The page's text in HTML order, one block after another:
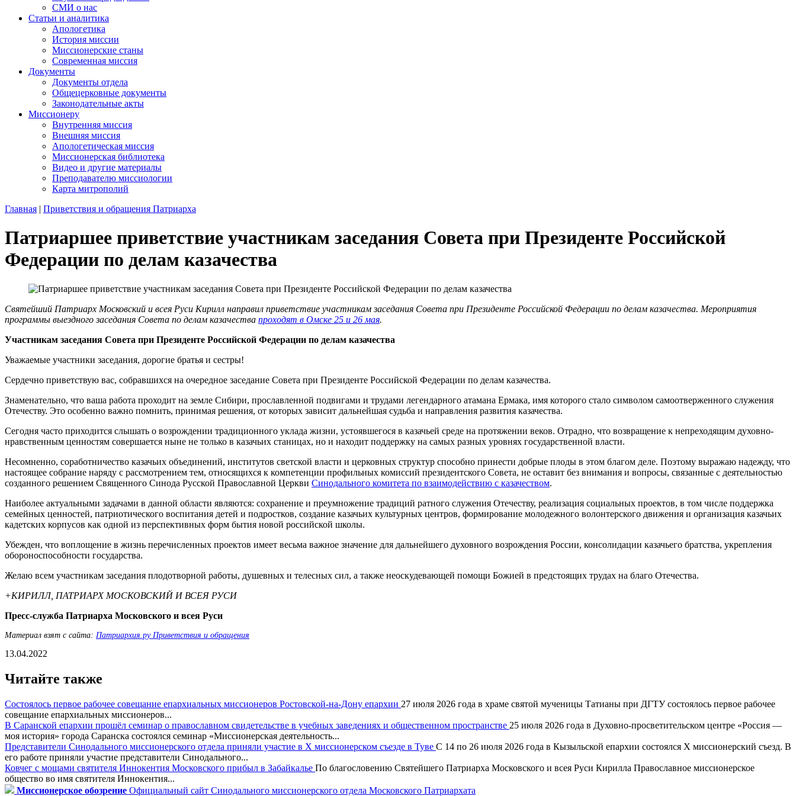
СМИ о нас
Статьи и аналитика
Апологетика
История миссии
Миссионерские станы
Современная миссия
Документы
Документы отдела
Общецерковные документы
Законодательные акты
Миссионеру
Внутренняя миссия
Внешняя миссия
Апологетическая миссия
Миссионерская библиотека
Видео и другие материалы
Преподавателю миссиологии
Карта митрополий
Главная | Приветствия и обращения Патриарха
Патриаршее приветствие участникам заседания Совета при Президенте Российской
Федерации по делам казачества
Святейший Патриарх Московский и всея Руси Кирилл направил приветствие участникам заседания Совета при Президенте Российской Федерации по делам казачества. Мероприятия
программы выездного заседания Совета по делам казачества проходят в Омске 25 и 26 мая.
Участникам заседания Совета при Президенте Российской Федерации по делам казачества
Уважаемые участники заседания, дорогие братья и сестры!
Сердечно приветствую вас, собравшихся на очередное заседание Совета при Президенте Российской Федерации по делам казачества.
Знаменательно, что ваша работа проходит на земле Сибири, прославленной подвигами и трудами легендарного атамана Ермака, имя которого стало символом самоотверженного служения
Отечеству. Это особенно важно помнить, принимая решения, от которых зависит дальнейшая судьба и направления развития казачества.
Сегодня часто приходится слышать о возрождении традиционного уклада жизни, устоявшегося в казачьей среде на протяжении веков. Отрадно, что возвращение к непреходящим духовно-
нравственным ценностям совершается ныне не только в казачьих станицах, но и находит поддержку на самых разных уровнях государственной власти.
Несомненно, соработничество казачьих объединений, институтов светской власти и церковных структур способно принести добрые плоды в этом благом деле. Поэтому выражаю надежду, что
настоящее собрание наряду с рассмотрением тем, относящихся к компетенции профильных комиссий президентского Совета, не оставит без внимания и вопросы, связанные с деятельностью
созданного решением Священного Синода Русской Православной Церкви Синодального комитета по взаимодействию с казачеством.
Наиболее актуальными задачами в данной области являются: сохранение и преумножение традиций ратного служения Отечеству, реализация социальных проектов, в том числе поддержка
семейных ценностей, патриотического воспитания детей и подростков, создание казачьих культурных центров, формирование молодежного волонтерского движения и организация казачьих
кадетских корпусов как одной из перспективных форм бытия новой российской школы.
Убежден, что воплощение в жизнь перечисленных проектов имеет весьма важное значение для дальнейшего духовного возрождения России, консолидации казачьего братства, укрепления
обороноспособности государства.
Желаю всем участникам заседания плодотворной работы, душевных и телесных сил, а также неоскудевающей помощи Божией в предстоящих трудах на благо Отечества.
+КИРИЛЛ, ПАТРИАРХ МОСКОВСКИЙ И ВСЕЯ РУСИ
Пресс-служба Патриарха Московского и всея Руси
Материал взят с сайта: Патриархия.ру Приветствия и обращения
13.04.2022
Читайте также
Состоялось первое рабочее совещание епархиальных миссионеров Ростовской-на-Дону епархии 27 июля 2026 года в храме святой мученицы Татианы при ДГТУ состоялось первое рабочее
совещание епархиальных миссионеров...
В Саранской епархии прошёл семинар о православном свидетельстве в учебных заведениях и общественном пространстве 25 июля 2026 года в Духовно-просветительском центре «Россия —
моя история» города Саранска состоялся семинар «Миссионерская деятельность...
Представители Синодального миссионерского отдела приняли участие в X миссионерском съезде в Туве С 14 по 26 июля 2026 года в Кызыльской епархии состоялся X миссионерский съезд. В
его работе приняли участие представители Синодального...
Ковчег с мощами святителя Иннокентия Московского прибыл в Забайкалье По благословению Святейшего Патриарха Московского и всея Руси Кирилла Православное миссионерское
общество во имя святителя Иннокентия...
Миссионерское обозрение Официальный сайт Синодального миссионерского отдела Московского Патриархата